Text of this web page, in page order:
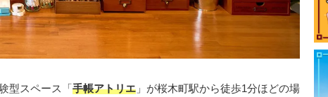
型スペース「手帳アトリエ 」が桜木町駅から徒歩1分ほどの場